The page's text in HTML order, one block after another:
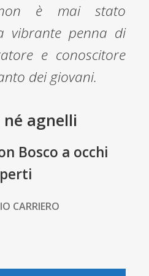
è mai stato
vibrante penna di
e conoscitore
dei giovani.
agnelli
Bosco a occhi
CARRIERO